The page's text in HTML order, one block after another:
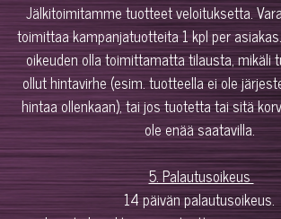
Jälkitoimitamme tuotteet veloituksetta.
toimittaa kampanjatuotteita 1 kpl per
oikeuden olla toimittamatta tilausta, mikäli
ollut hintavirhe (esim. tuotteella ei ole
hintaa ollenkaan), tai jos tuotetta tai sitä
ole enää saatavilla.
5. Palautusoikeus
14 päivän palautusoikeus.